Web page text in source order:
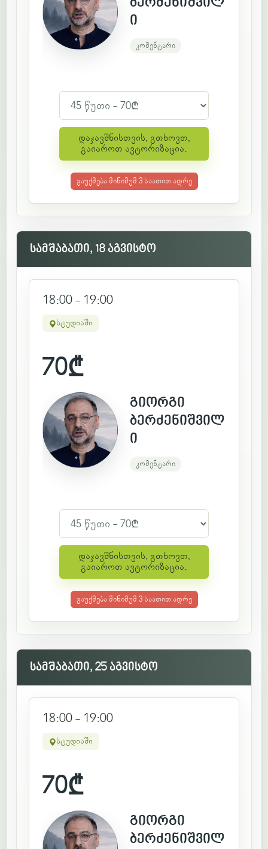
ბერძენიშვილ
ი
დაჯავშნისთვის, გთხოვთ,
გაიაროთ ავტორიზაცია.
გაუქმება მინიმუმ 3 საათით ადრე
სამშაბათი, 18 აგვისტო
18:00 - 19:00
სტუდიაში
70₾
გიორგი
ბერძენიშვილ
ი
დაჯავშნისთვის, გთხოვთ,
გაიაროთ ავტორიზაცია.
გაუქმება მინიმუმ 3 საათით ადრე
სამშაბათი, 25 აგვისტო
18:00 - 19:00
სტუდიაში
70₾
გიორგი
ბერძენიშვილ